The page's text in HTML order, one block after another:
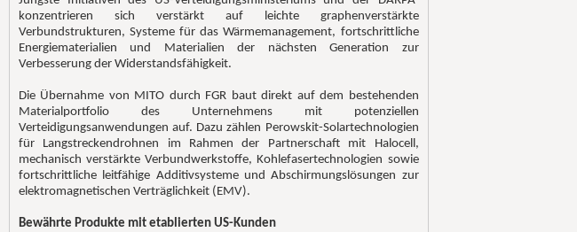
konzentrieren sich verstärkt auf leichte graphenverstärkte
Verbundstrukturen, Systeme für das Wärmemanagement, fortschrittliche
Energiematerialien und Materialien der nächsten Generation zur
Verbesserung der Widerstandsfähigkeit.
Die Übernahme von MITO durch FGR baut direkt auf dem bestehenden
Materialportfolio des Unternehmens mit potenziellen
Verteidigungsanwendungen auf. Dazu zählen Perowskit-Solartechnologien
für Langstreckendrohnen im Rahmen der Partnerschaft mit Halocell,
mechanisch verstärkte Verbundwerkstoffe, Kohlefasertechnologien sowie
fortschrittliche leitfähige Additivsysteme und Abschirmungslösungen zur
elektromagnetischen Verträglichkeit (EMV).
Bewährte Produkte mit etablierten US-Kunden